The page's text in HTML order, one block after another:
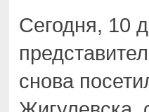
Сегодня, 10
снова